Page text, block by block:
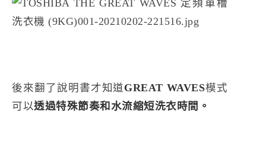
後來翻了說明書才知道GREAT WAVES模式
可以透過特殊節奏和水流縮短洗衣時間。